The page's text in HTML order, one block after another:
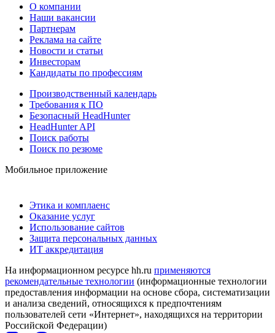
О компании
Наши вакансии
Партнерам
Реклама на сайте
Новости и статьи
Инвесторам
Кандидаты по профессиям
Производственный календарь
Требования к ПО
Безопасный HeadHunter
HeadHunter API
Поиск работы
Поиск по резюме
Мобильное приложение
Этика и комплаенс
Оказание услуг
Использование сайтов
Защита персональных данных
ИТ аккредитация
На информационном ресурсе hh.ru применяются
рекомендательные технологии (информационные технологии
предоставления информации на основе сбора, систематизации
и анализа сведений, относящихся к предпочтениям
пользователей сети «Интернет», находящихся на территории
Российской Федерации)